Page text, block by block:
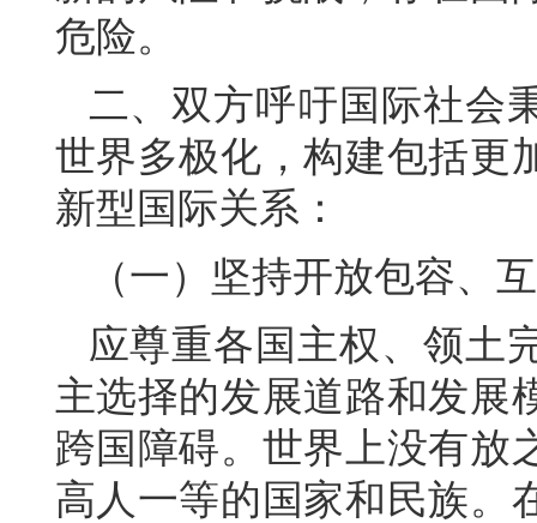
危险。
二、双方呼吁国际社会
世界多极化，构建包括更
新型国际关系：
（一）坚持开放包容、
应尊重各国主权、领土
主选择的发展道路和发展
跨国障碍。世界上没有放
高人一等的国家和民族。